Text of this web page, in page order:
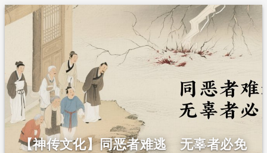
1.
摘要
2.
2.1. 谋财害命
天雷报应
2.3.
结语
【神传文化】同恶者难逃 无辜者必免